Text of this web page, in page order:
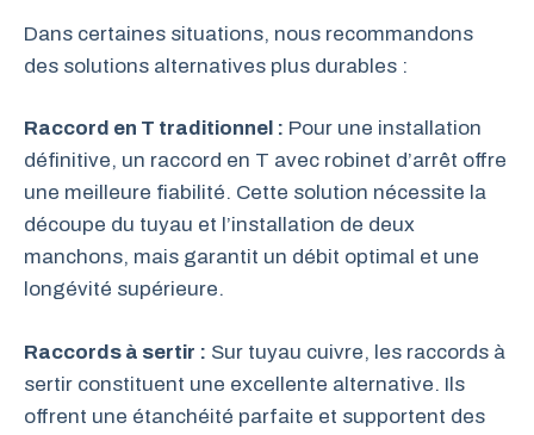
Dans certaines situations, nous recommandons
des solutions alternatives plus durables :
Raccord en T traditionnel : Pour une installation
définitive, un raccord en T avec robinet d’arrêt offre
une meilleure fiabilité. Cette solution nécessite la
découpe du tuyau et l’installation de deux
manchons, mais garantit un débit optimal et une
longévité supérieure.
Raccords à sertir : Sur tuyau cuivre, les raccords à
sertir constituent une excellente alternative. Ils
offrent une étanchéité parfaite et supportent des